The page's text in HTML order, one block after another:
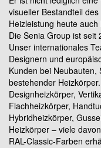
visueller Bestandteil
Heizleistung heute
Die Senia Group ist seit
Unser internationales
Designern und
Kunden bei Neubauten,
bestehender
Designheizkörper,
Flachheizkörper,
Hybridheizkörper,
Heizkörper – viele
RAL-Classic-Farben